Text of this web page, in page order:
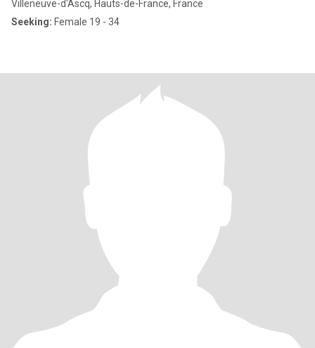
Villeneuve-d'Ascq, Hauts-de-France, France
Seeking: Female 19 - 34